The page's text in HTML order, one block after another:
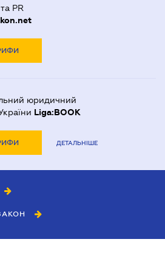
PR
юридичний
Liga:BOOK
ДЕТАЛЬНІШЕ